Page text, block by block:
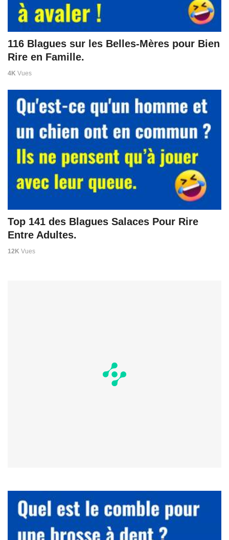
116 Blagues sur les Belles-Mères pour Bien
Rire en Famille.
4K Vues
Top 141 des Blagues Salaces Pour Rire
Entre Adultes.
12K Vues